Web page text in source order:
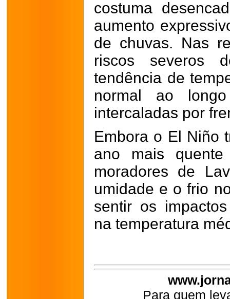
costuma
aumento
de chuvas. Nas
riscos severos
tendência de
normal ao
intercaladas por
Embora o El Niño
ano mais
moradores de
umidade e o frio
sentir os
na temperatura
Para quem